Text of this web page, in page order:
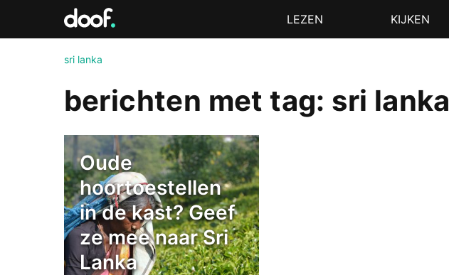
MenuLEZEN KIJKEN
sri lanka
berichten met tag: sri lanka
Oude
hoortoestellen
in de kast? Geef
ze mee naar Sri
Lanka
Doof.nl